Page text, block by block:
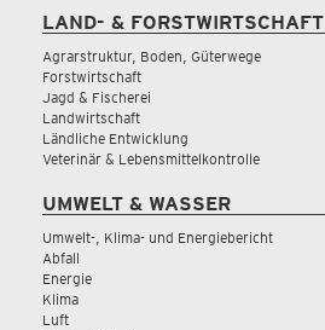
LAND- & FORSTWIRTSCHAFT
Agrarstruktur, Boden, Güterwege
Forstwirtschaft
Jagd & Fischerei
Landwirtschaft
Ländliche Entwicklung
Veterinär & Lebensmittelkontrolle
UMWELT & WASSER
Umwelt-, Klima- und Energiebericht
Abfall
Energie
Klima
Luft